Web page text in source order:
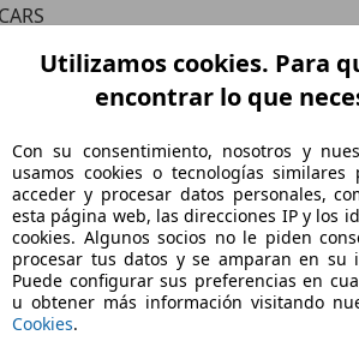
HUMANES DE MADRID
€ 42.990
Utilizamos cookies. Para
encontrar lo que
Con su consentimiento, nosotros y
usamos cookies o tecnologías similares
acceder y procesar datos personales,
esta página web, las direcciones IP y los
cookies. Algunos socios no le piden
procesar tus datos y se amparan en su
Puede configurar sus preferencias en
u obtener más información visitando
Cookies.